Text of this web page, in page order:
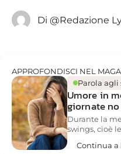
Di @Redazione
APPROFONDISCI NEL
Parola agli
Umore in
giornate no
Durante la
swings, cioè
essere
sono di
Continua a